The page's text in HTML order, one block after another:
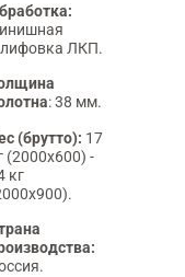
ЛКП.
: 38 мм.
(брутто): 17
(2000х600) -
кг